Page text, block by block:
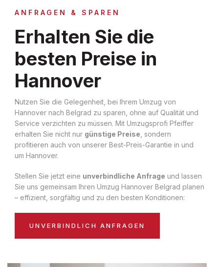
ANFRAGEN & SPAREN
Erhalten Sie die
besten Preise in
Hannover
Nutzen Sie die Gelegenheit, bei Ihrem Umzug von
Hannover nach Belgrad zu sparen, ohne auf Qualität und
Service verzichten zu müssen. Mit Umzugsprofi Pfeiffer
erhalten Sie nicht nur günstige Preise , sondern
profitieren auch von unserer Best-Preis-Garantie in und
um Hannover.
Stellen Sie jetzt eine unverbindliche Anfrage und lassen
Sie uns gemeinsam Ihren Umzug Hannover Belgrad planen
– effizient, sorgfältig und zu den besten Konditionen:
UNVERBINDLICH ANFRAGEN